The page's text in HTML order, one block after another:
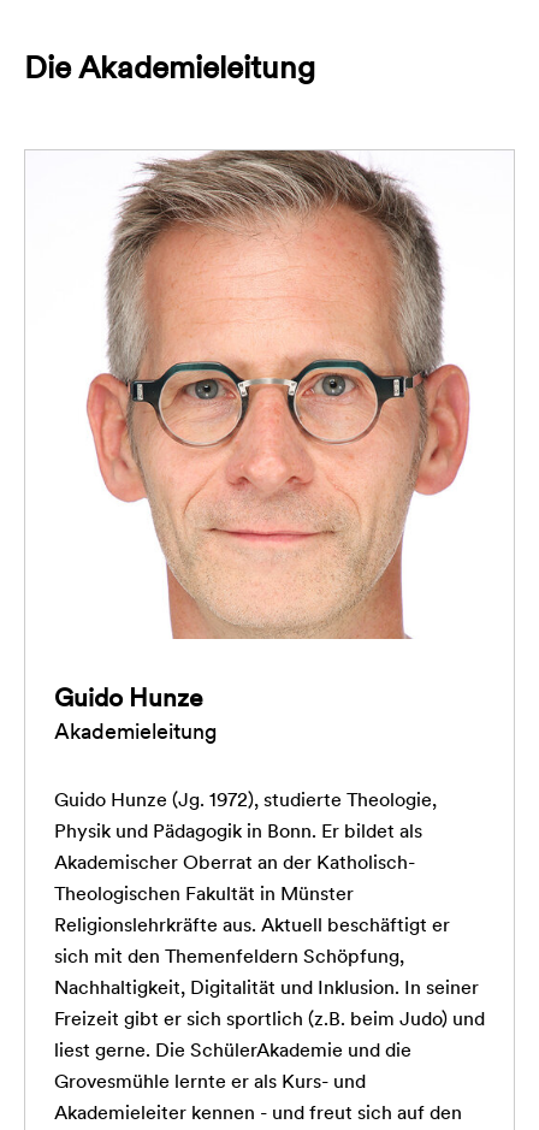
Die Akademieleitung
Guido Hunze
Akademieleitung
Guido Hunze (Jg. 1972), studierte Theologie,
Physik und Pädagogik in Bonn. Er bildet als
Akademischer Oberrat an der Katholisch-
Theologischen Fakultät in Münster
Religionslehrkräfte aus. Aktuell beschäftigt er
sich mit den Themenfeldern Schöpfung,
Nachhaltigkeit, Digitalität und Inklusion. In seiner
Freizeit gibt er sich sportlich (z.B. beim Judo) und
liest gerne. Die SchülerAkademie und die
Grovesmühle lernte er als Kurs- und
Akademieleiter kennen - und freut sich auf den